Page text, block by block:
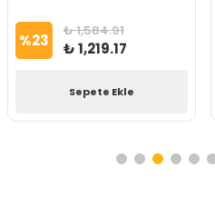
%23 ₺ 1,584.91
₺ 1,219.17
Sepete Ekle